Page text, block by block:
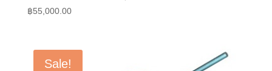
฿55,000.00
Sale!